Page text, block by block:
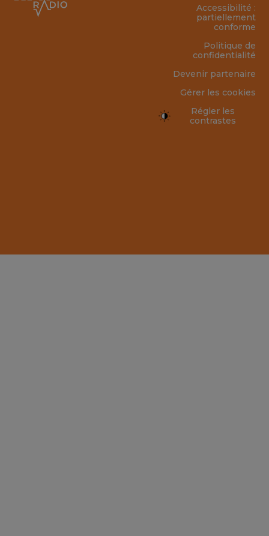
Accessibilité :
partiellement
conforme
Politique de
confidentialité
Devenir partenaire
Gérer les cookies
Régler les
contrastes